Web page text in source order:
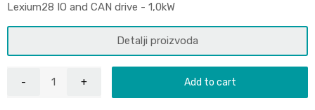
Lexium28 IO and CAN drive - 1,0kW
Detalji proizvoda
Add to cart